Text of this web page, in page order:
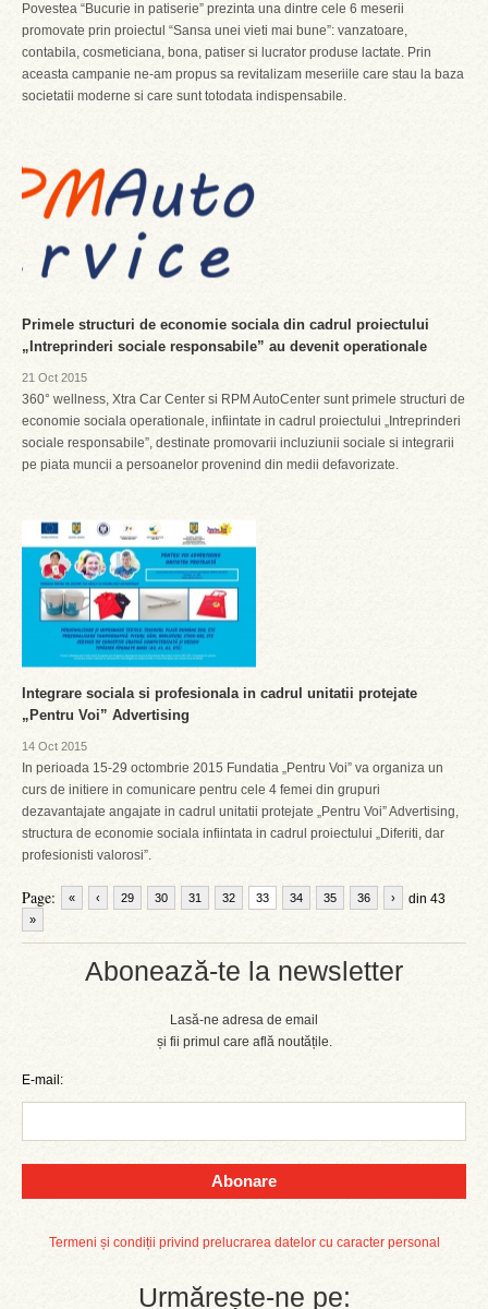
Abonează-te la newsletter
Lasă-ne adresa de email
și fii primul care află noutățile.
E-mail:
Abonare
Termeni și condiții privind prelucrarea datelor cu caracter personal
Urmărește-ne pe:
Povestea “Bucurie in patiserie” prezinta una dintre cele 6 meserii
promovate prin proiectul “Sansa unei vieti mai bune”: vanzatoare,
contabila, cosmeticiana, bona, patiser si lucrator produse lactate. Prin
aceasta campanie ne-am propus sa revitalizam meseriile care stau la baza
societatii moderne si care sunt totodata indispensabile.
Primele structuri de economie sociala din cadrul proiectului
„Intreprinderi sociale responsabile” au devenit operationale
21 Oct 2015
360° wellness, Xtra Car Center si RPM AutoCenter sunt primele structuri de
economie sociala operationale, infiintate in cadrul proiectului „Intreprinderi
sociale responsabile”, destinate promovarii incluziunii sociale si integrarii
pe piata muncii a persoanelor provenind din medii defavorizate.
Integrare sociala si profesionala in cadrul unitatii protejate
„Pentru Voi” Advertising
14 Oct 2015
In perioada 15-29 octombrie 2015 Fundatia „Pentru Voi” va organiza un
curs de initiere in comunicare pentru cele 4 femei din grupuri
dezavantajate angajate in cadrul unitatii protejate „Pentru Voi” Advertising,
structura de economie sociala infiintata in cadrul proiectului „Diferiti, dar
profesionisti valorosi”.
Page: « ‹ 29 30 31 32 33 34 35 36 din 43
›
»